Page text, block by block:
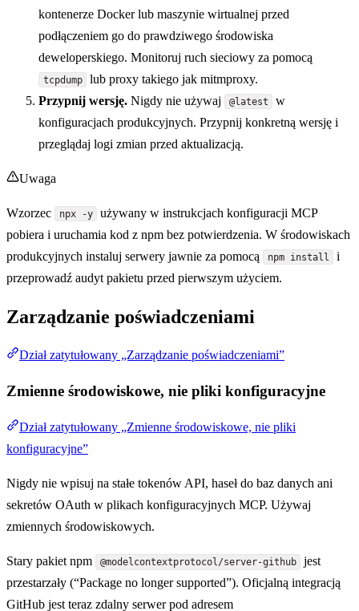
kontenerze Docker lub maszynie wirtualnej przed
podłączeniem go do prawdziwego środowiska
deweloperskiego. Monitoruj ruch sieciowy za pomocą
tcpdump
lub proxy takiego jak mitmproxy.
Przypnij wersję. Nigdy nie używaj @latest
w
konfiguracjach produkcyjnych. Przypnij konkretną wersję i
przeglądaj logi zmian przed aktualizacją.
Uwaga
Wzorzec npx -y
używany w instrukcjach konfiguracji MCP
pobiera i uruchamia kod z npm bez potwierdzenia. W środowiskach
produkcyjnych instaluj serwery jawnie za pomocą
npm install
i
przeprowadź audyt pakietu przed pierwszym użyciem.
Zarządzanie poświadczeniami
Dział zatytułowany „Zarządzanie poświadczeniami”
Zmienne środowiskowe, nie pliki konfiguracyjne
Dział zatytułowany „Zmienne środowiskowe, nie pliki
konfiguracyjne”
Nigdy nie wpisuj na stałe tokenów API, haseł do baz danych ani
sekretów OAuth w plikach konfiguracyjnych MCP. Używaj
zmiennych środowiskowych.
Stary pakiet npm @modelcontextprotocol/server-github
jest
przestarzały (“Package no longer supported”). Oficjalną integracją
GitHub jest teraz zdalny serwer pod adresem